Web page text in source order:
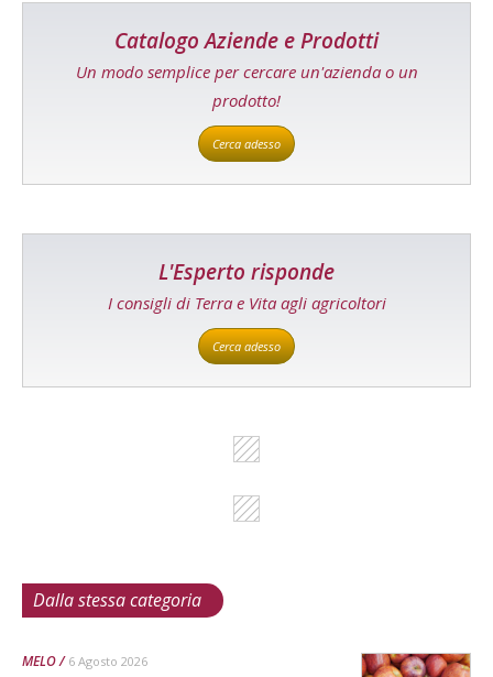
Catalogo Aziende e Prodotti
Un modo semplice per cercare un'azienda o un
prodotto!
Cerca adesso
L'Esperto risponde
I consigli di Terra e Vita agli agricoltori
Cerca adesso
Dalla stessa categoria
MELO 6 Agosto 2026